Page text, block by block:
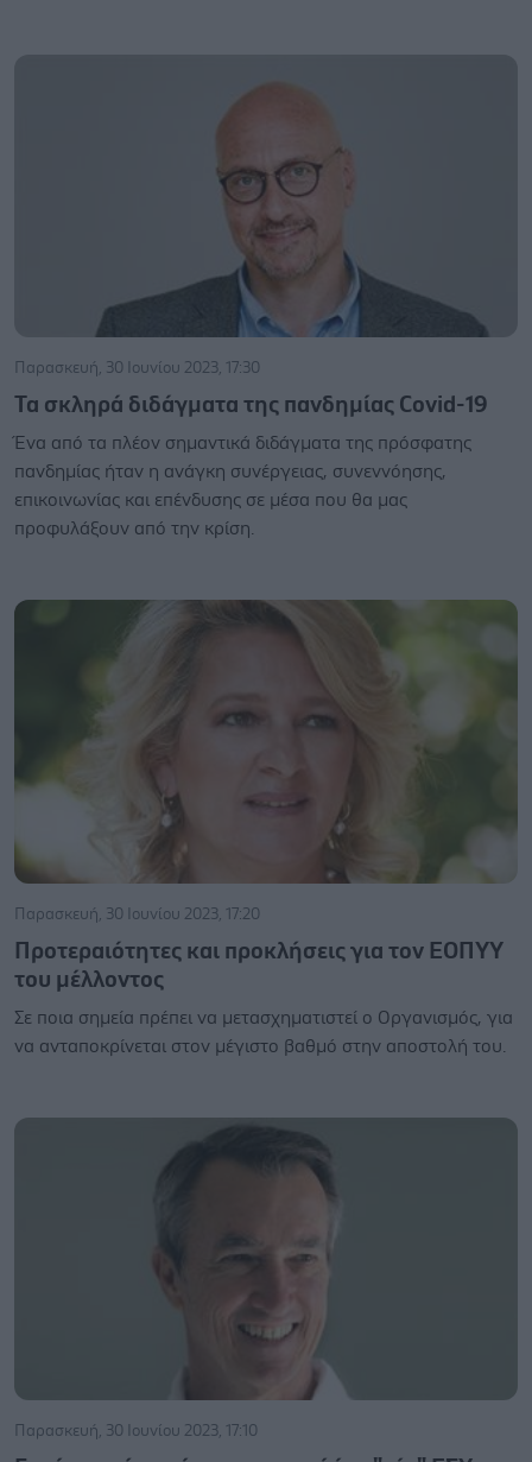
Παρασκευή, 30 Ιουνίου 2023, 17:30
Τα σκληρά διδάγματα της πανδημίας Covid-19
Ένα από τα πλέον σημαντικά διδάγματα της πρόσφατης
πανδημίας ήταν η ανάγκη συνέργειας, συνεννόησης,
επικοινωνίας και επένδυσης σε μέσα που θα μας
προφυλάξουν από την κρίση.
Παρασκευή, 30 Ιουνίου 2023, 17:20
Προτεραιότητες και προκλήσεις για τον ΕΟΠΥΥ
του μέλλοντος
Σε ποια σημεία πρέπει να μετασχηματιστεί ο Οργανισμός, για
να ανταποκρίνεται στον μέγιστο βαθμό στην αποστολή του.
Παρασκευή, 30 Ιουνίου 2023, 17:10